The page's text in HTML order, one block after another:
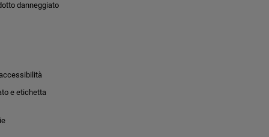
danneggiato
e etichetta